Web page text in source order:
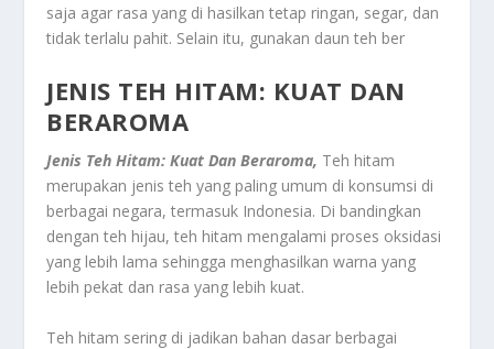
saja agar rasa yang di hasilkan tetap ringan, segar, dan
tidak terlalu pahit. Selain itu, gunakan daun teh ber
JENIS TEH HITAM: KUAT DAN
BERAROMA
Jenis Teh Hitam: Kuat Dan Beraroma, Teh hitam
merupakan jenis teh yang paling umum di konsumsi di
berbagai negara, termasuk Indonesia. Di bandingkan
dengan teh hijau, teh hitam mengalami proses oksidasi
yang lebih lama sehingga menghasilkan warna yang
lebih pekat dan rasa yang lebih kuat.
Teh hitam sering di jadikan bahan dasar berbagai